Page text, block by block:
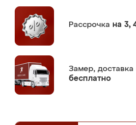
Рассрочка на 3,
Замер,
бесплатно